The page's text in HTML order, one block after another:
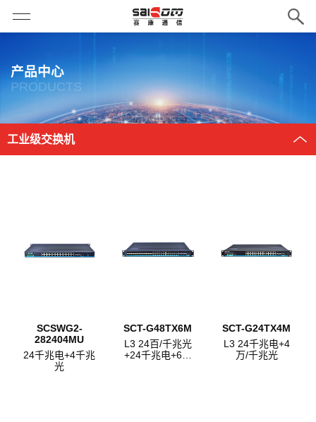
产品中心
PRODUCTS
工业级交换机
SCSWG2-
282404MU
24千兆电+4千兆
光
SCT-G48TX6M
L3 24百/千兆光
+24千兆电+6万
SCT-G24TX4M
L3 24千兆电+4
万/千兆光